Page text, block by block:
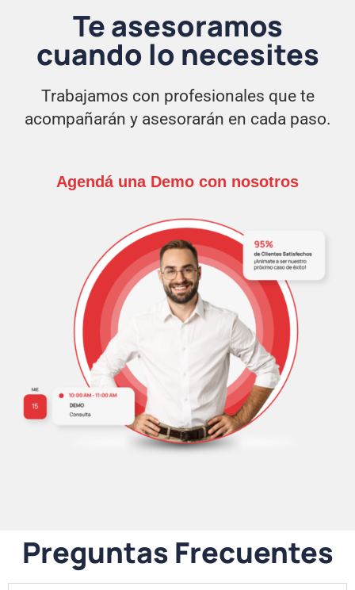
Te asesoramos
cuando lo necesites
Trabajamos con profesionales que te
acompañarán y asesorarán en cada paso.
Agendá una Demo con nosotros
Preguntas Frecuentes